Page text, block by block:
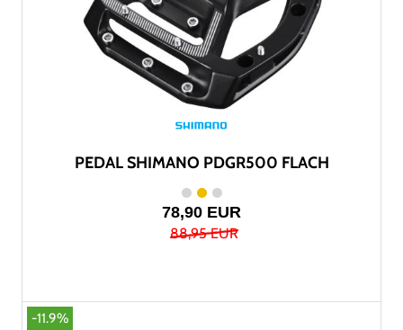
PEDAL SHIMANO PDGR500 FLACH
78,90 EUR
88,95 EUR
-11.9%